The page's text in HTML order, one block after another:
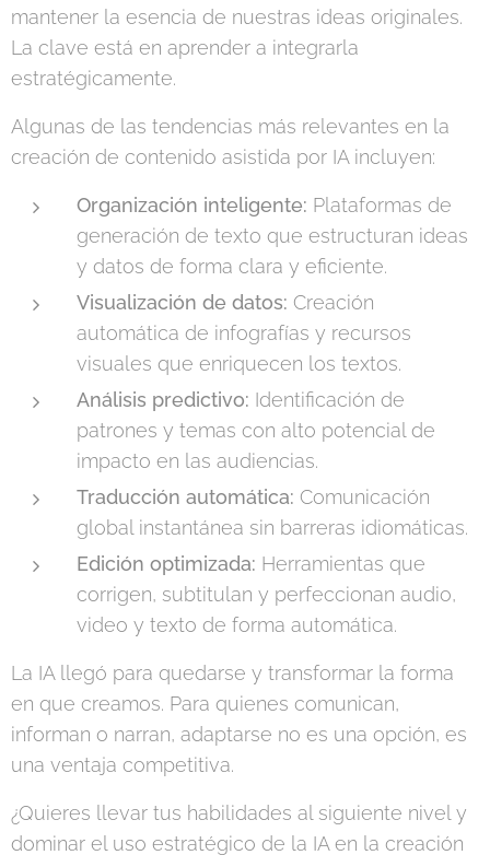
mantener la esencia de nuestras ideas originales.
La clave está en aprender a integrarla
estratégicamente.
Algunas de las tendencias más relevantes en la
creación de contenido asistida por IA incluyen:
Organización inteligente: Plataformas de
generación de texto que estructuran ideas
y datos de forma clara y eficiente.
Visualización de datos: Creación
automática de infografías y recursos
visuales que enriquecen los textos.
Análisis predictivo: Identificación de
patrones y temas con alto potencial de
impacto en las audiencias.
Traducción automática: Comunicación
global instantánea sin barreras idiomáticas.
Edición optimizada: Herramientas que
corrigen, subtitulan y perfeccionan audio,
video y texto de forma automática.
La IA llegó para quedarse y transformar la forma
en que creamos. Para quienes comunican,
informan o narran, adaptarse no es una opción, es
una ventaja competitiva.
¿Quieres llevar tus habilidades al siguiente nivel y
dominar el uso estratégico de la IA en la creación